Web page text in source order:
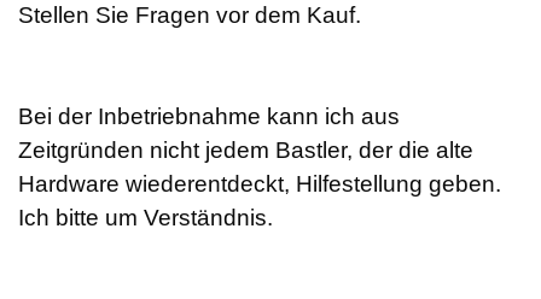
Stellen Sie Fragen vor dem Kauf.
Bei der Inbetriebnahme kann ich aus
Zeitgründen nicht jedem Bastler, der die alte
Hardware wiederentdeckt, Hilfestellung geben.
Ich bitte um Verständnis.